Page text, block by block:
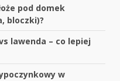
pod domek
bloczki)?
lawenda – co lepiej
w